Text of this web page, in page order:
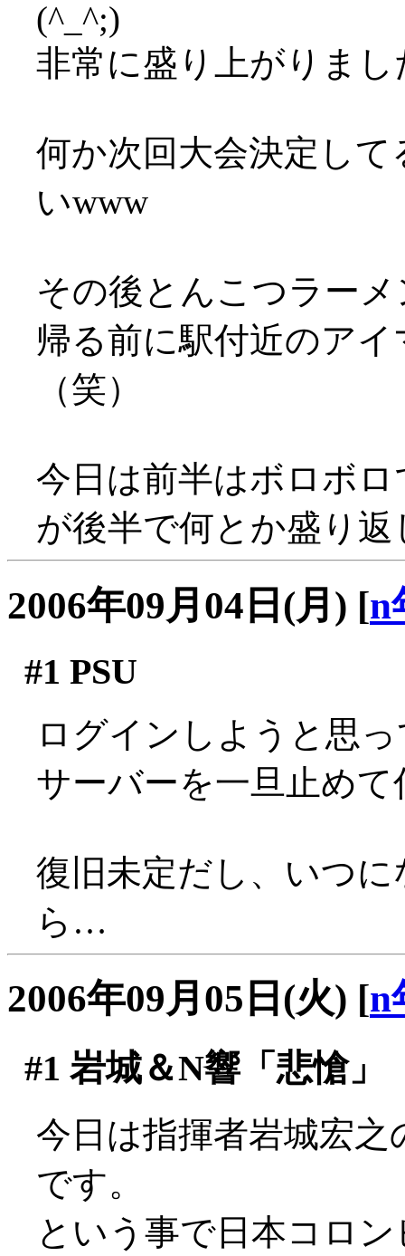
(^_^;)
非常に盛り上がりまし
何か次回大会決定し
いwww
その後とんこつラー
帰る前に駅付近のア
（笑）
今日は前半はボロボ
が後半で何とか盛り
2006年09月04日(月) [n
#1 PSU
ログインしようと思
サーバーを一旦止め
復旧未定だし、いつ
ら…
2006年09月05日(火) [n
#1 岩城＆N響「悲愴」
今日は指揮者岩城宏
です。
という事で日本コロ